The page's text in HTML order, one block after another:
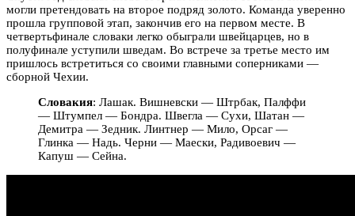
могли претендовать на второе подряд золото. Команда уверенно
прошла групповой этап, закончив его на первом месте. В
четвертьфинале словаки легко обыграли швейцарцев, но в
полуфинале уступили шведам. Во встрече за третье место им
пришлось встретиться со своими главными соперниками —
сборной Чехии.
Словакия: Лашак. Вишневски — Штрбак, Палффи
— Штумпел — Бондра. Швегла — Сухи, Шатан —
Демитра — Зедник. Линтнер — Мило, Орсаг —
Глинка — Надь. Черни — Маески, Радивоевич —
Капуш — Сейна.